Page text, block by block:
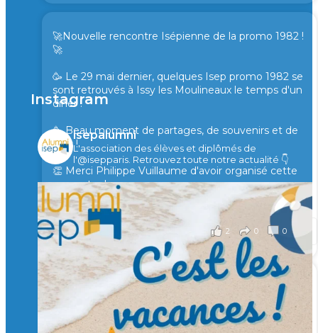
🚀Nouvelle rencontre Isépienne de la promo 1982 !
🚀
🥳 Le 29 mai dernier, quelques Isep promo 1982 se
sont retrouvés à Issy les Moulineaux le temps d'un
diner !
🥳 Beau moment de partages, de souvenirs et de
rires !
👏 Merci Philippe Vuillaume d'avoir organisé cette
rencontre !
il y a 2 mois
2 0 0
Voir sur Facebook · Partager
🙏 Soutenez l’Isep via la taxe d’apprentissage 2026
et contribuons ensemble à former les générations
d’ingénieurs de demain. 🙏
Merci à tous !
Instagram
isepalumni
L'association des élèves et diplômés de
l'@isepparis. Retrouvez toute notre actualité 👇